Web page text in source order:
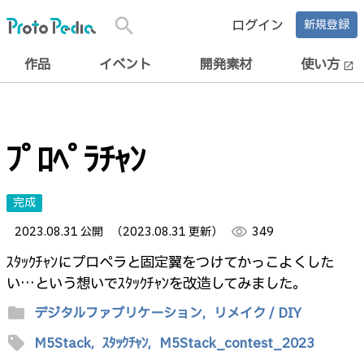
search ログイン 新規登録
作品 イベント 開発素材 使い方 open_in_new
ﾌﾟﾛﾍﾟﾗﾁｬﾝ
完成
2023.08.31 公開
（2023.08.31 更新） visibility 349
ｽﾀｯｸﾁｬﾝにプロペラと固定翼をつけてかっこよくした
い…という想いでｽﾀｯｸﾁｬﾝを改造してみました。
folder デジタルファブリケーション, リメイク / DIY
sell M5Stack, ｽﾀｯｸﾁｬﾝ, M5Stack_contest_2023